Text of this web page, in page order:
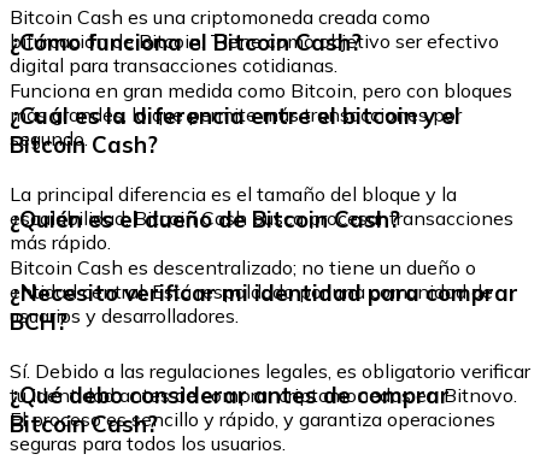
Bitcoin Cash es una criptomoneda creada como
bifurcación de Bitcoin. Tiene como objetivo ser efectivo
digital para transacciones cotidianas.
¿Cómo funciona el Bitcoin Cash?
Funciona en gran medida como Bitcoin, pero con bloques
más grandes, lo que permite más transacciones por
segundo.
¿Cuál es la diferencia entre el bitcoin y el
Bitcoin Cash?
La principal diferencia es el tamaño del bloque y la
escalabilidad. Bitcoin Cash busca procesar transacciones
más rápido.
¿Quién es el dueño de Bitcoin Cash?
Bitcoin Cash es descentralizado; no tiene un dueño o
entidad central. Está respaldado por una comunidad de
usuarios y desarrolladores.
¿Necesito verificar mi identidad para comprar
BCH?
Sí. Debido a las regulaciones legales, es obligatorio verificar
tu identidad antes de comprar criptomonedas en Bitnovo.
El proceso es sencillo y rápido, y garantiza operaciones
seguras para todos los usuarios.
¿Qué debo considerar antes de comprar
Bitcoin Cash?